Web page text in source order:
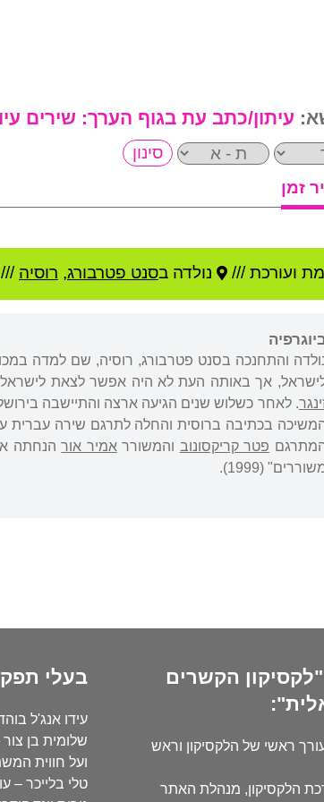
עיתון/כתב עת בגוף הערך: שירים
זמן
ועורכת /// נולדה בסנט פטרבורג, רוסיה ///
אך באותה העת לא היה אפשר לצאת לישראל
. לאחר כשלוש שנים הגיעה ארצה והתיישבה
בכתיבה ברוסית והחלה לתרגם שירה עברית
פטר קריקסונוב והמשורראמיר אורהנחתה
(1999).
הקשרים
ראשי של הלקסיקון וראש
הלקסיקון, מנהלת האתר
בעלי
עידו אנג'ל
שלומית בן
ועל חווית
טלי בלייכר –